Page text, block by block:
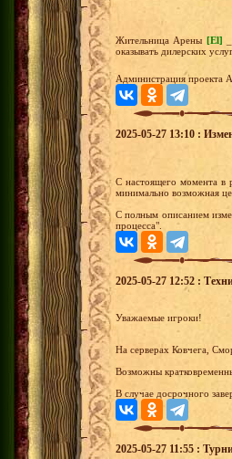
Жительница Арены [El]
оказывать дилерских
Администрация проекта
2025-05-27 13:10 :
С настоящего момента в
минимально возможная
С полным описанием
процесса".
2025-05-27 12:52 :
Уважаемые игроки!
На серверах Ковчега,
Возможны
В случае досрочного
2025-05-27 11:55 :